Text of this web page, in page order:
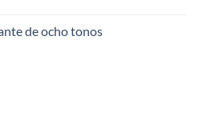
es:
de ocho tonos